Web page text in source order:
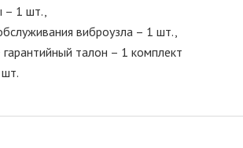
– 1 шт.,
виброузла – 1 шт.,
гарантийный талон – 1 комплект